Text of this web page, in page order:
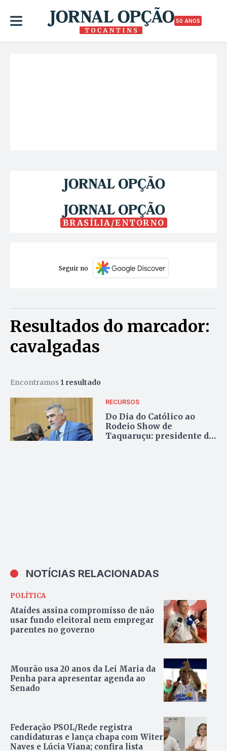
50 ANOS
BRASÍLIA/ENTORNO
Seguir no
Resultados do marcador:
cavalgadas
Encontramos 1 resultado
RECURSOS
Do Dia do Católico ao
Rodeio Show de
Taquaruçu: presidente da
NOTÍCIAS RELACIONADAS
POLÍTICA
Ataídes assina compromisso de não
usar fundo eleitoral nem empregar
parentes no governo
Mourão usa 20 anos da Lei Maria da
Penha para apresentar agenda ao
Senado
Federação PSOL/Rede registra
candidaturas e lança chapa com Witer
Naves e Lúcia Viana; confira lista